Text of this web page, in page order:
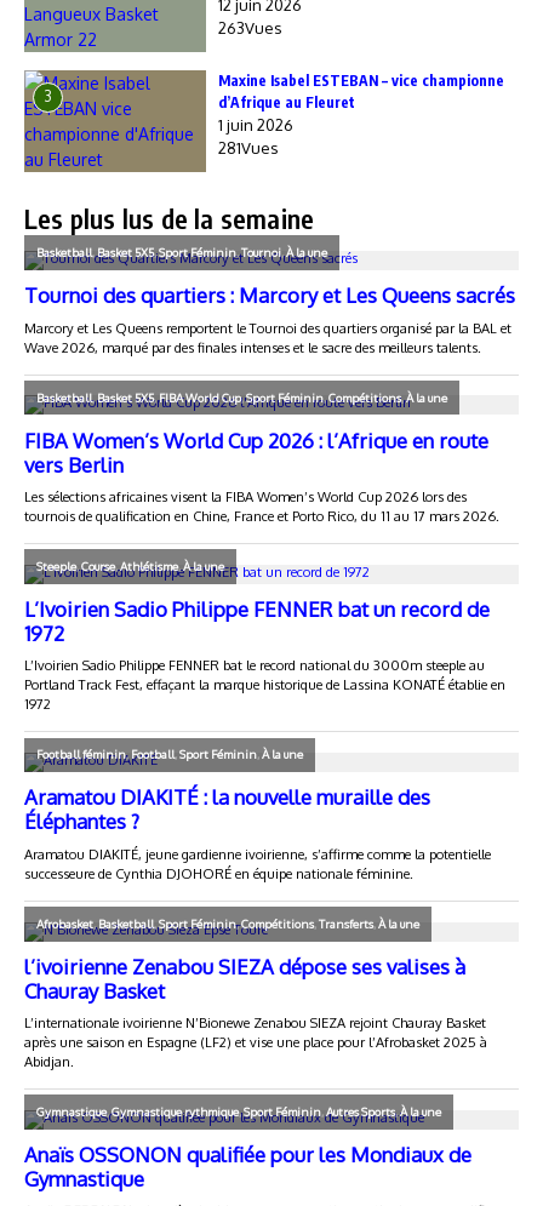
12 juin 2026
263Vues
3
Maxine Isabel ESTEBAN – vice championne
d’Afrique au Fleuret
1 juin 2026
281Vues
Les plus lus de la semaine